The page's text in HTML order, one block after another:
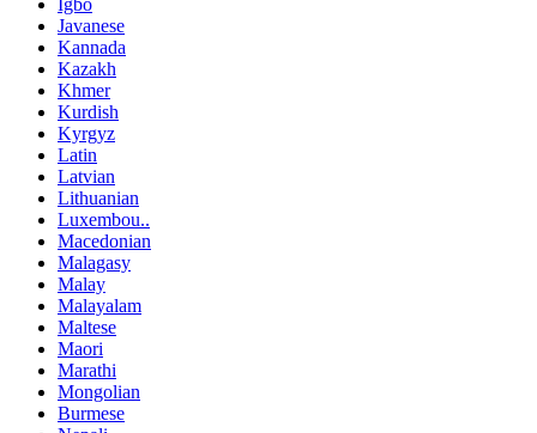
Igbo
Javanese
Kannada
Kazakh
Khmer
Kurdish
Kyrgyz
Latin
Latvian
Lithuanian
Luxembou..
Macedonian
Malagasy
Malay
Malayalam
Maltese
Maori
Marathi
Mongolian
Burmese